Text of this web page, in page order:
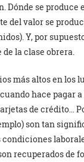
se produce
del valor se
Y, por
la clase obrera.
más altos en los
hace pagar
de crédito…
son tan
recuperados de